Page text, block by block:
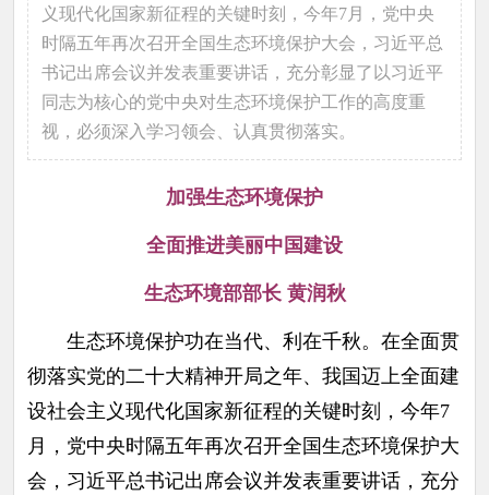
义现代化国家新征程的关键时刻，今年7月，党中央
时隔五年再次召开全国生态环境保护大会，习近平总
书记出席会议并发表重要讲话，充分彰显了以习近平
同志为核心的党中央对生态环境保护工作的高度重
视，必须深入学习领会、认真贯彻落实。
加强生态环境保护
全面推进美丽中国建设
生态环境部部长 黄润秋
生态环境保护功在当代、利在千秋。在全面贯
彻落实党的二十大精神开局之年、我国迈上全面建
设社会主义现代化国家新征程的关键时刻，今年7
月，党中央时隔五年再次召开全国生态环境保护大
会，习近平总书记出席会议并发表重要讲话，充分